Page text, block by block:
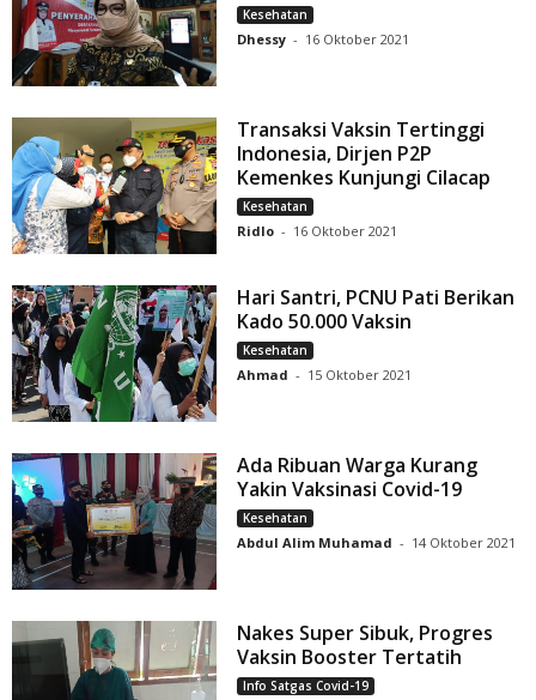
Kesehatan
Dhessy - 16 Oktober 2021
Transaksi Vaksin Tertinggi
Indonesia, Dirjen P2P
Kemenkes Kunjungi Cilacap
Kesehatan
Ridlo - 16 Oktober 2021
Hari Santri, PCNU Pati Berikan
Kado 50.000 Vaksin
Kesehatan
Ahmad - 15 Oktober 2021
Ada Ribuan Warga Kurang
Yakin Vaksinasi Covid-19
Kesehatan
Abdul Alim Muhamad - 14 Oktober 2021
Nakes Super Sibuk, Progres
Vaksin Booster Tertatih
Info Satgas Covid-19